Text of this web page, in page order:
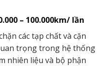
– 100.000km/ lần
các tạp chất và cặn
trọng trong hệ thống
nhiên liệu và bộ phận